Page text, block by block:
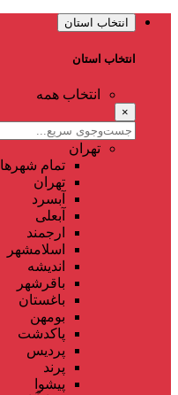
انتخاب استان
انتخاب استان
انتخاب همه
×
تهران
تمام شهر‌ها
تهران
آبسرد
آبعلی
ارجمند
اسلامشهر
اندیشه
باقرشهر
باغستان
بومهن
پاکدشت
پردیس
پرند
پیشوا